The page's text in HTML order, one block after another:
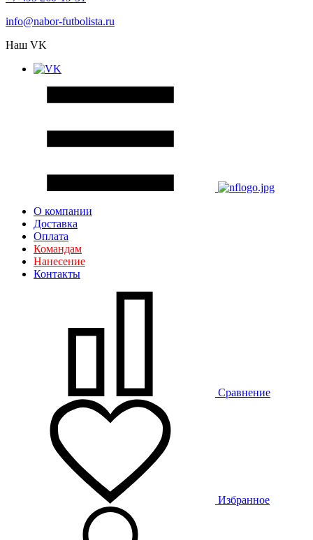
info@nabor-futbolista.ru
Наш VK
О компании
Доставка
Оплата
Командам
Нанесение
Контакты
Сравнение
Избранное